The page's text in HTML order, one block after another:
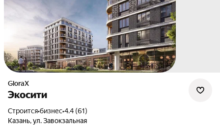
GloraX
Экосити
Строится•бизнес•4.4 (61)
Казань,ул. Завокзальная